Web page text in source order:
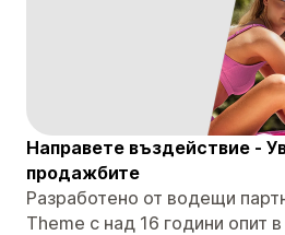
Направете въздействие -
продажбите
Разработено от водещи
Theme с над 16 години опит